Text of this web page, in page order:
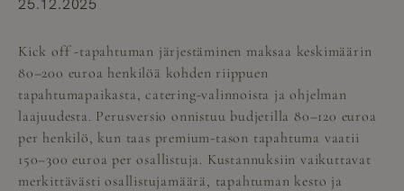
Kick off -tapahtuman järjestäminen maksaa keskimäärin
80–200 euroa henkilöä kohden riippuen
tapahtumapaikasta, catering-valinnoista ja ohjelman
laajuudesta. Perusversio onnistuu budjetilla 80–120 euroa
per henkilö, kun taas premium-tason tapahtuma vaatii
150–300 euroa per osallistuja. Kustannuksiin vaikuttavat
merkittävästi osallistujamäärä, tapahtuman kesto ja